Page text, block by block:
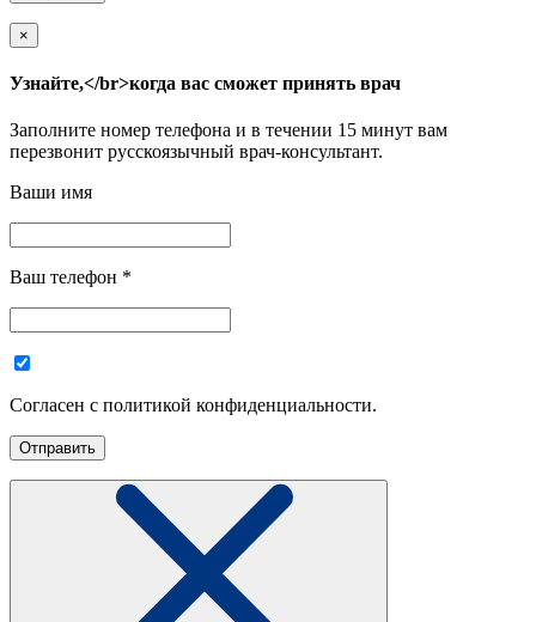
×
Узнайте,</br>когда вас сможет принять врач
Заполните номер телефона и в течении 15 минут вам
перезвонит русскоязычный врач-консультант.
Ваши имя
Ваш телефон *
Согласен с политикой конфиденциальности.